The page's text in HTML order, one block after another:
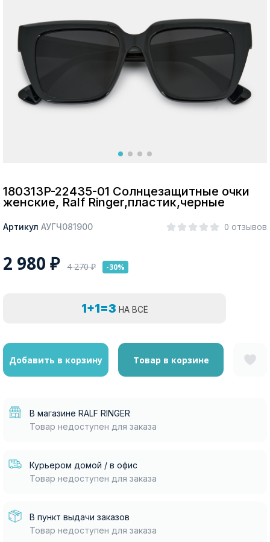
Москва
Да, все верно Изменить город
180313P-22435-01 Солнцезащитные очки
женские, Ralf Ringer,пластик,черные
Артикул АУГЧ081900 0 отзывов
2 980 ₽ 4 270₽ -30%
1+1=3 НА ВСЁ
Добавить в корзину Товар в корзине
В магазине RALF RINGER
Товар недоступен для заказа
Курьером домой / в офис
Товар недоступен для заказа
В пункт выдачи заказов
Товар недоступен для заказа